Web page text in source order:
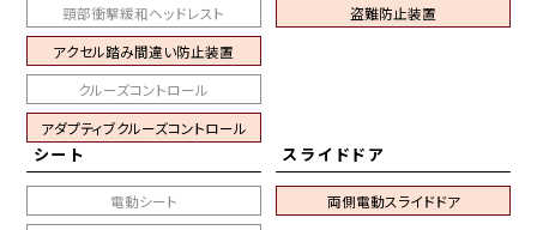
頸部衝撃緩和ヘッドレスト
アクセル踏み間違い防止装置
クルーズコントロール
アダプティブクルーズコントロール
盗難防止装置
シート
電動シート
スライドドア
両側電動スライドドア